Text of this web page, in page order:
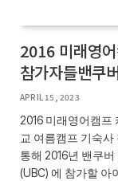
2016 미래영
참가자들밴쿠
APRIL 15, 2023
2016 미래영어캠프
교 여름캠프 기숙
통해 2016년 밴쿠
(UBC) 에 참가할 아